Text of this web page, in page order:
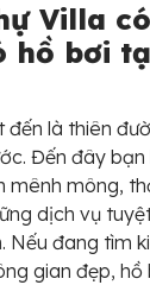
Villa
hồ bơi
đến là thiên
Đến đây
mênh mông,
dịch vụ
Nếu đang tìm
gian đẹp,